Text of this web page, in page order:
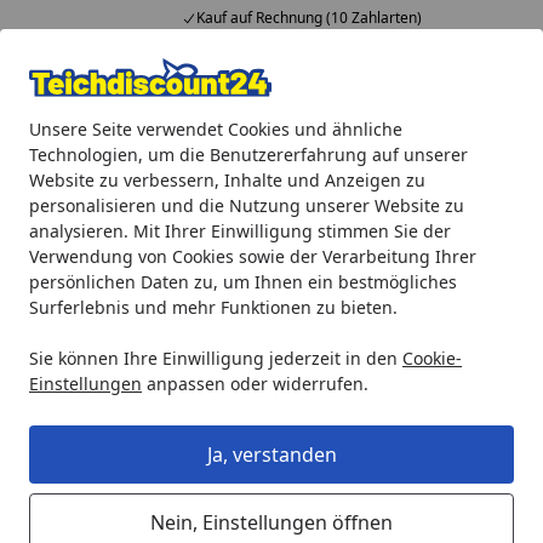
Unsere Seite verwendet Cookies und ähnliche
Technologien, um die Benutzererfahrung auf unserer
Website zu verbessern, Inhalte und Anzeigen zu
personalisieren und die Nutzung unserer Website zu
analysieren. Mit Ihrer Einwilligung stimmen Sie der
Verwendung von Cookies sowie der Verarbeitung Ihrer
persönlichen Daten zu, um Ihnen ein bestmögliches
Surferlebnis und mehr Funktionen zu bieten.
Sie können Ihre Einwilligung jederzeit in den Cookie-
Einstellungen anpassen oder widerrufen.
Ja, verstanden
Nein, Einstellungen öffnen
Kauf auf Rechnung (10 Zahlarten)
Alle Produkte
Mein Konto
Suchen
Startseite
Heissner Schlauchtülle 19 mm, R1/2 " (Z297-00)
Heissner Schlauchtülle 19 mm, R1/2
" (Z297-00)